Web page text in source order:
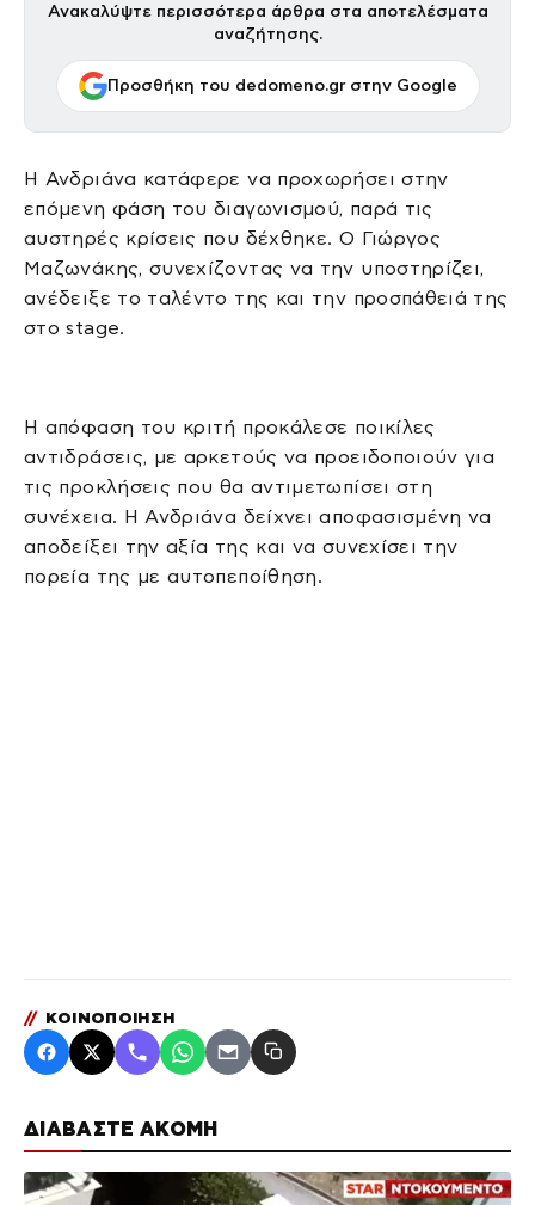
ΔΙΑΒΑΣΤΕ ΑΚΟΜΗ
Ανακαλύψτε περισσότερα άρθρα στα αποτελέσματα
αναζήτησης.
Προσθήκη του dedomeno.gr στην Google
Η Ανδριάνα κατάφερε να προχωρήσει στην
επόμενη φάση του διαγωνισμού, παρά τις
αυστηρές κρίσεις που δέχθηκε. Ο Γιώργος
Μαζωνάκης, συνεχίζοντας να την υποστηρίζει,
ανέδειξε το ταλέντο της και την προσπάθειά της
στο stage.
Η απόφαση του κριτή προκάλεσε ποικίλες
αντιδράσεις, με αρκετούς να προειδοποιούν για
τις προκλήσεις που θα αντιμετωπίσει στη
συνέχεια. Η Ανδριάνα δείχνει αποφασισμένη να
αποδείξει την αξία της και να συνεχίσει την
πορεία της με αυτοπεποίθηση.
// ΚΟΙΝΟΠΟΙΗΣΗ